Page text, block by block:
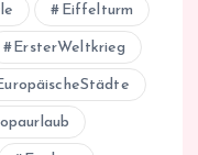
Eiffelturm
ErsterWeltkrieg